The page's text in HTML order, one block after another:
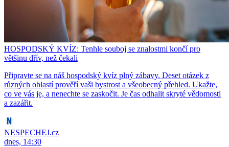
HOSPODSKÝ KVÍZ: Tenhle souboj se znalostmi končí pro
většinu dřív, než čekali
Připravte se na náš hospodský kvíz plný zábavy. Deset otázek z
různých oblastí prověří vaši bystrost a všeobecný přehled. Ukažte,
co ve vás je, a nenechte se zaskočit. Je čas odhalit skryté vědomosti
a zazářit.
NESPECHEJ.cz
dnes, 14:30